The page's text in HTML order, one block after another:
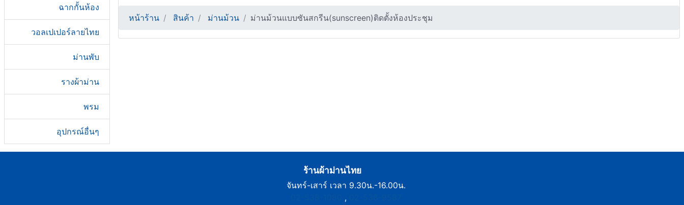
ฉากกั้นห้อง
วอลเปเปอร์ลายไทย
ม่านพับ
รางผ้าม่าน
พรม
อุปกรณ์อื่นๆ
หน้าร้าน สินค้า ม่านม้วน ม่านม้วนแบบซันสกรีน(sunscreen)ติดตั้งห้องประชุม
ร้านผ้าม่านไทย
จันทร์-เสาร์ เวลา 9.30น.-16.00น.
,